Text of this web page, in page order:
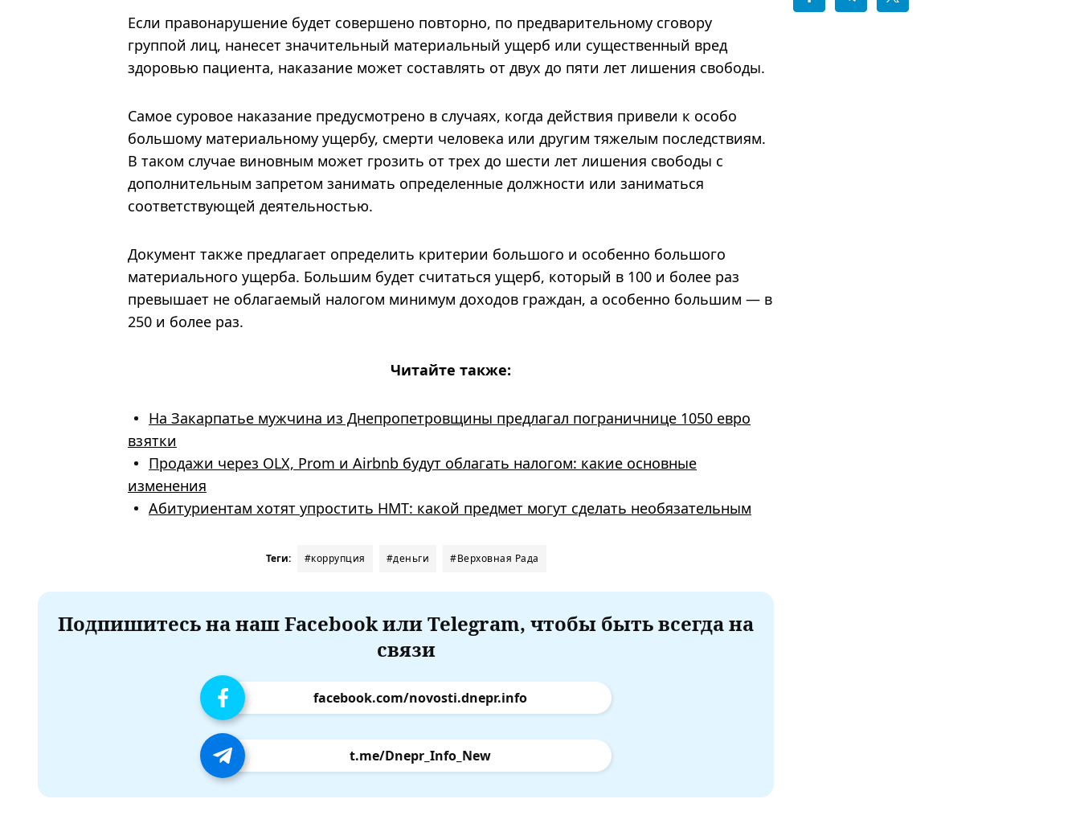
Если правонарушение будет совершено повторно, по предварительному сговору
группой лиц, нанесет значительный материальный ущерб или существенный вред
здоровью пациента, наказание может составлять от двух до пяти лет лишения свободы.
Самое суровое наказание предусмотрено в случаях, когда действия привели к особо
большому материальному ущербу, смерти человека или другим тяжелым последствиям.
В таком случае виновным может грозить от трех до шести лет лишения свободы с
дополнительным запретом занимать определенные должности или заниматься
соответствующей деятельностью.
Документ также предлагает определить критерии большого и особенно большого
материального ущерба. Большим будет считаться ущерб, который в 100 и более раз
превышает не облагаемый налогом минимум доходов граждан, а особенно большим — в
250 и более раз.
Читайте также:
На Закарпатье мужчина из Днепропетровщины предлагал пограничнице 1050 евро
взятки
Продажи через OLX, Prom и Airbnb будут облагать налогом: какие основные
изменения
Абитуриентам хотят упростить НМТ: какой предмет могут сделать необязательным
Теги: #коррупция #деньги #Верховная Рада
Подпишитесь на наш Facebook или Telegram, чтобы быть всегда на
связи
facebook.com/novosti.dnepr.info
t.me/Dnepr_Info_New